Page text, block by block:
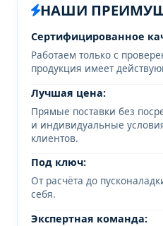
НАШИ
Сертифицированное
Работаем только с
продукция имеет
Лучшая цена:
Прямые поставки без
и индивидуальные
клиентов.
Под ключ:
От расчёта до
себя.
Экспертная команда: